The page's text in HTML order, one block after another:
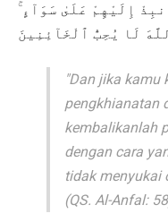
إِلَيْهِمْ عَلَىٰ سَوَآءٍ
لَا يُحِبُّ ٱلْخَآئِنِينَ
"Dan jika kamu
pengkhianatan
kembalikanlah
dengan cara
tidak menyukai
(QS. Al-Anfal: